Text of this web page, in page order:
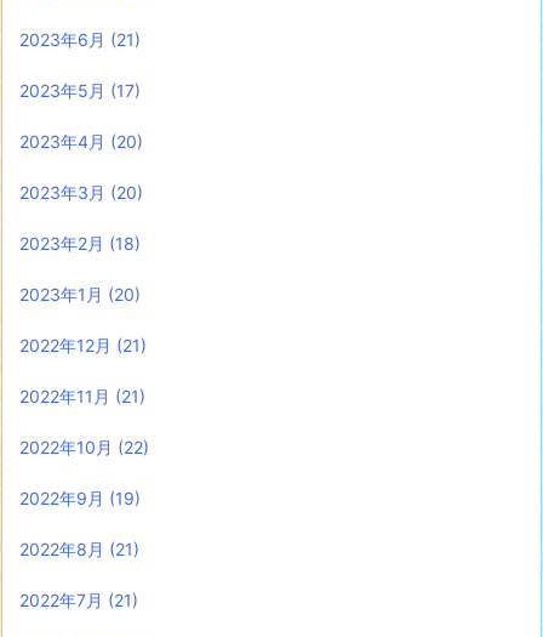
2023年6月 (21)
2023年5月 (17)
2023年4月 (20)
2023年3月 (20)
2023年2月 (18)
2023年1月 (20)
2022年12月 (21)
2022年11月 (21)
2022年10月 (22)
2022年9月 (19)
2022年8月 (21)
2022年7月 (21)